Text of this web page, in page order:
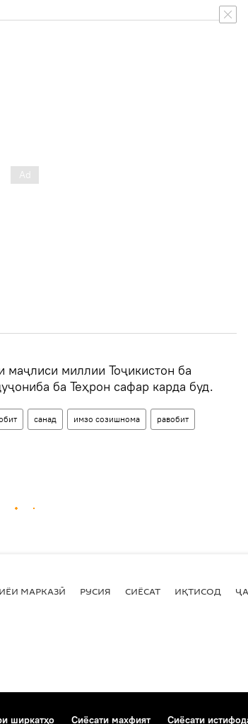
маҷлиси миллии Тоҷикистон ба
ба Теҳрон сафар карда буд.
санад имзо созишнома равобит
МАРКАЗӢ РУСИЯ СИЁСАТ ИҚТИСОД
ширкатҳо Сиёсати махфият Сиёсати